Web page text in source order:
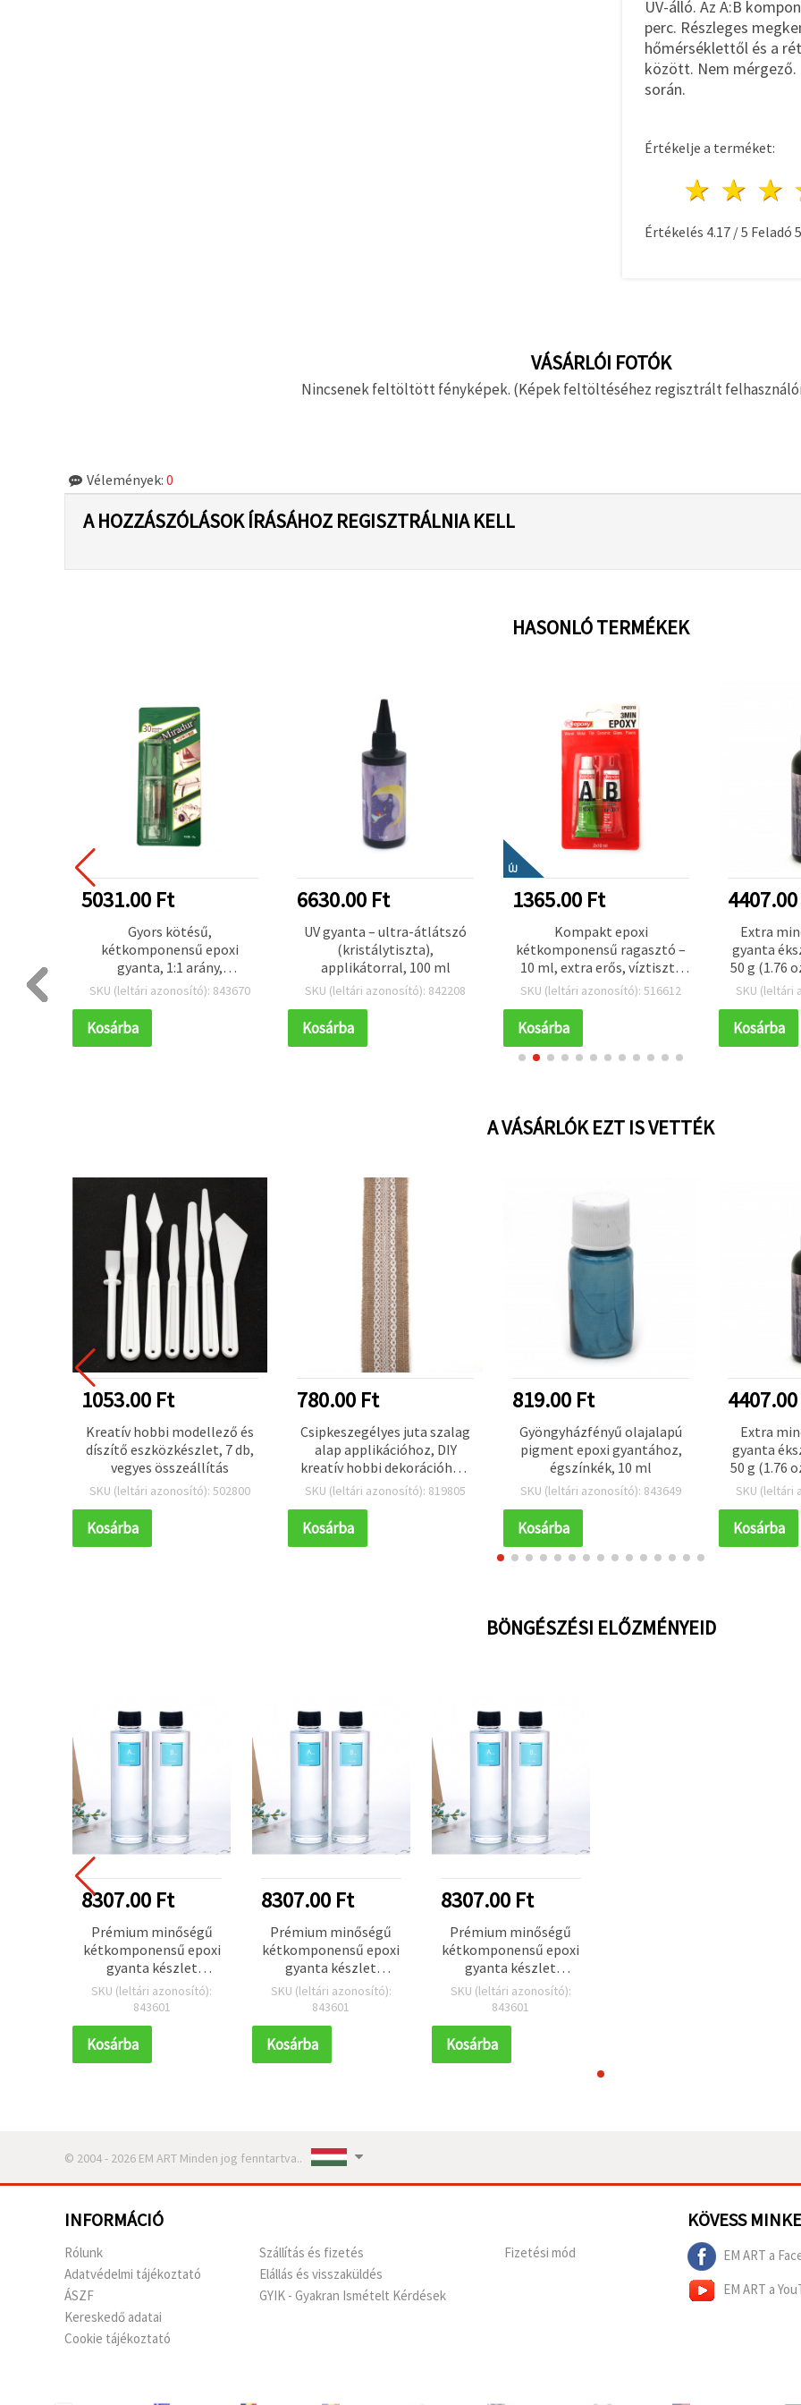
UV-álló. Az A:B
perc. Részleges
hőmérséklettől és a
között. Nem mérgező.
során.
Értékelje a terméket:
2
1
Értékelés 4.17 /5 Feladó
VÁSÁRLÓI FOTÓK
Nincsenek feltöltött fényképek. (Képek feltöltéséhez regisztrált
Vélemények: 0
A HOZZÁSZÓLÁSOK ÍRÁSÁHOZ REGISZTRÁLNIA KELL
HASONLÓ TERMÉKEK
g) –
5031.00 Ft
Gyors kötésű,
kétkomponensű epoxi
gyanta, 1:1 arány,
keverőcsőrökkel, 30 perces
SKU (leltári azonosító): 843670
Kosárba
6630.00 Ft
UV gyanta – ultra-átlátszó
(kristálytiszta),
applikátorral, 100 ml
SKU (leltári azonosító): 842208
Kosárba
ÚJ
1365.00 Ft
Kompakt epoxi
kétkomponensű ragasztó –
10 ml, extra erős, víztiszta
és gyorsan kötő ragasztó
ékszerkészítéshez, fához,
fémhez és precíz
javításokhoz
SKU (leltári azonosító): 516612
Kosárba
Extra
gyanta
50 g (1.76
nagy
fényre
SKU (leltári
Kosárba
A VÁSÁRLÓK EZT IS VETTÉK
1053.00 Ft
Kreatív hobbi modellező és
díszítő eszközkészlet, 7 db,
vegyes összeállítás
SKU (leltári azonosító): 502800
Kosárba
780.00 Ft
Csipkeszegélyes juta szalag
alap applikációhoz, DIY
kreatív hobbi dekorációhoz,
hímzéshez, 5x200 cm
SKU (leltári azonosító): 819805
Kosárba
819.00 Ft
Gyöngyházfényű olajalapú
pigment epoxi gyantához,
égszínkék, 10 ml
SKU (leltári azonosító): 843649
Kosárba
Extra
gyanta
50 g (1.76
nagy
fényre
SKU (leltári
Kosárba
BÖNGÉSZÉSI ELŐZMÉNYEID
8307.00 Ft
Prémium minőségű
kétkomponensű epoxi
gyanta készlet
ékszerkészítéshez,
A/B arány 1:1, 560 g
SKU (leltári azonosító):
843601
Kosárba
8307.00 Ft
Prémium minőségű
kétkomponensű epoxi
gyanta készlet
ékszerkészítéshez,
A/B arány 1:1, 560 g
SKU (leltári azonosító):
843601
Kosárba
8307.00 Ft
Prémium minőségű
kétkomponensű epoxi
gyanta készlet
ékszerkészítéshez,
A/B arány 1:1, 560 g
SKU (leltári azonosító):
843601
Kosárba
© 2004 - 2026 EM ART Minden jog fenntartva..
INFORMÁCIÓ
Rólunk
Adatvédelmi tájékoztató
ÁSZF
Kereskedő adatai
Cookie tájékoztató
Szállítás és fizetés
Elállás és visszaküldés
GYIK - Gyakran Ismételt Kérdések
Fizetési mód
KÖVESS
EM ART a
EM ART a